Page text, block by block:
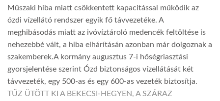
Műszaki hiba miatt csökkentett kapacitással működik az
ózdi vízellátó rendszer egyik fő távvezetéke. A
meghibásodás miatt az ivóvíztároló medencék feltöltése is
nehezebbé vált, a hiba elhárításán azonban már dolgoznak a
szakemberek.A kormány augusztus 7-i hőségriasztási
gyorsjelentése szerint Ózd biztonságos vízellátását két
távvezeték, egy 500-as és egy 600-as vezeték biztosítja.
TŰZ ÜTÖTT KI A BEKECSI-HEGYEN, A SZÁRAZ